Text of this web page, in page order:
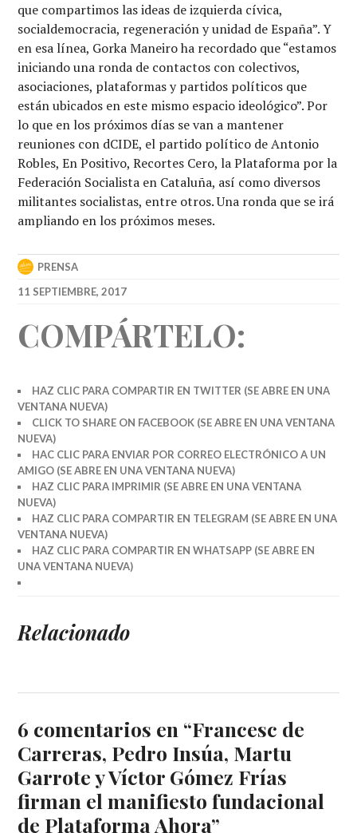
que compartimos las ideas de izquierda cívica,
socialdemocracia, regeneración y unidad de España”. Y
en esa línea, Gorka Maneiro ha recordado que “estamos
iniciando una ronda de contactos con colectivos,
asociaciones, plataformas y partidos políticos que
están ubicados en este mismo espacio ideológico”. Por
lo que en los próximos días se van a mantener
reuniones con dCIDE, el partido político de Antonio
Robles, En Positivo, Recortes Cero, la Plataforma por la
Federación Socialista en Cataluña, así como diversos
militantes socialistas, entre otros. Una ronda que se irá
ampliando en los próximos meses.
PRENSA
11 SEPTIEMBRE, 2017
COMPÁRTELO:
HAZ CLIC PARA COMPARTIR EN TWITTER (SE ABRE EN UNA
VENTANA NUEVA)
CLICK TO SHARE ON FACEBOOK (SE ABRE EN UNA VENTANA
NUEVA)
HAC CLIC PARA ENVIAR POR CORREO ELECTRÓNICO A UN
AMIGO (SE ABRE EN UNA VENTANA NUEVA)
HAZ CLIC PARA IMPRIMIR (SE ABRE EN UNA VENTANA
NUEVA)
HAZ CLIC PARA COMPARTIR EN TELEGRAM (SE ABRE EN UNA
VENTANA NUEVA)
HAZ CLIC PARA COMPARTIR EN WHATSAPP (SE ABRE EN
UNA VENTANA NUEVA)
Relacionado
6 comentarios en “Francesc de
Carreras, Pedro Insúa, Martu
Garrote y Víctor Gómez Frías
firman el manifiesto fundacional
de Plataforma Ahora”